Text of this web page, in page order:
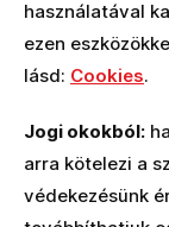
használatával
ezen
lásd: Cookies.
Jogi okokból:
arra kötelezi a
védekezésünk